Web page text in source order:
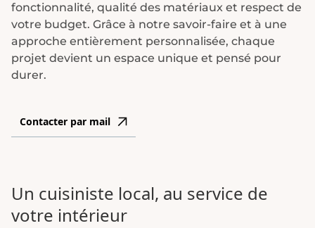
fonctionnalité, qualité des matériaux et respect de
votre budget. Grâce à notre savoir-faire et à une
approche entièrement personnalisée, chaque
projet devient un espace unique et pensé pour
durer.
Contacter par mail
Un cuisiniste local, au service de
votre intérieur